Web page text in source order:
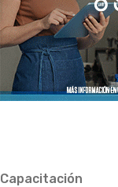
Capacitación